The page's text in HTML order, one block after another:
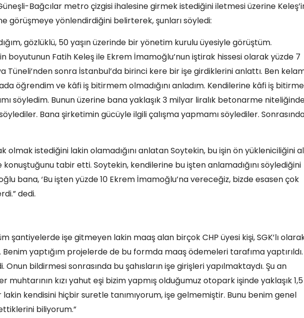
Bağcılar metro çizgisi ihalesine girmek istediğini iletmesi üzerine
görüşmeye yönlendirdiğini belirterek, şunları söyledi:
gözlüklü, 50 yaşın üzerinde bir yönetim kurulu üyesiyle görüştüm.
boyutunun Fatih Keleş ile Ekrem İmamoğlu’nun iştirak hissesi olarak yüzde 7
Tüneli’nden sonra İstanbul’da birinci kere bir işe girdiklerini anlattı. Ben
öğrendim ve kâfi iş bitirmem olmadığını anladım. Kendilerine kâfi iş
söyledim. Bunun üzerine bana yaklaşık 3 milyar liralık betonarme
Bana şirketimin gücüyle ilgili çalışma yapmamı söylediler.
olmak istediğini lakin olamadığını anlatan Soytekin, bu işin ön yükleniciliğini
konuştuğunu tabir etti. Soytekin, kendilerine bu işten anlamadığını söylediğini
bana, ‘Bu işten yüzde 10 Ekrem İmamoğlu’na vereceğiz, bizde esasen çok
dedi.
şantiyelerde işe gitmeyen lakin maaş alan birçok CHP üyesi kişi, SGK’lı
yaptığım projelerde de bu formda maaş ödemeleri tarafıma yaptırıldı.
bildirmesi sonrasında bu şahısların işe girişleri yapılmaktaydı. Şu an
muhtarının kızı yahut eşi bizim yapmış olduğumuz otopark işinde yaklaşık 1,5
lakin kendisini hiçbir suretle tanımıyorum, işe gelmemiştir. Bunu benim genel
biliyorum.”